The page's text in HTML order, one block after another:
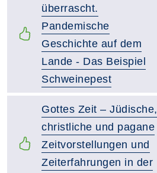
überrascht.
Pandemische
Geschichte auf dem
Lande - Das Beispiel
Schweinepest
Gottes Zeit – Jüdische,
christliche und pagane
Zeitvorstellungen und
Zeiterfahrungen in der